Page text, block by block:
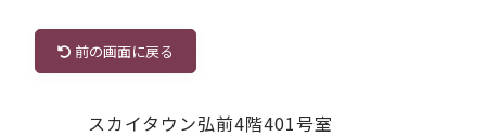
前の画面に戻る
スカイタウン弘前4階401号室